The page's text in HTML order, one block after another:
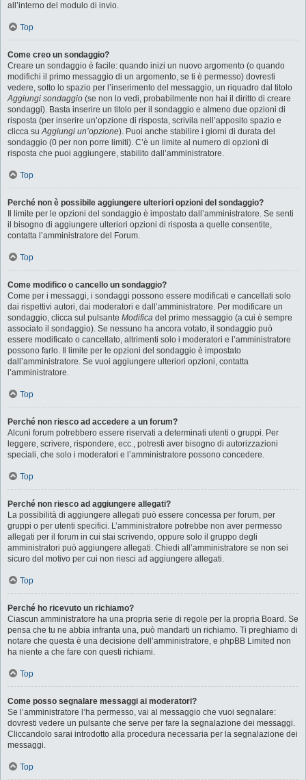
all’interno del modulo di invio.
Top
Come creo un sondaggio?
Creare un sondaggio è facile: quando inizi un nuovo argomento (o quando
modifichi il primo messaggio di un argomento, se ti è permesso) dovresti
vedere, sotto lo spazio per l’inserimento del messaggio, un riquadro dal titolo
Aggiungi sondaggio (se non lo vedi, probabilmente non hai il diritto di creare
sondaggi). Basta inserire un titolo per il sondaggio e almeno due opzioni di
risposta (per inserire un’opzione di risposta, scrivila nell’apposito spazio e
clicca suAggiungi un’opzione). Puoi anche stabilire i giorni di durata del
sondaggio (0 per non porre limiti). C’è un limite al numero di opzioni di
risposta che puoi aggiungere, stabilito dall’amministratore.
Top
Perché non è possibile aggiungere ulteriori opzioni del sondaggio?
Il limite per le opzioni del sondaggio è impostato dall’amministratore. Se senti
il bisogno di aggiungere ulteriori opzioni di risposta a quelle consentite,
contatta l’amministratore del Forum.
Top
Come modifico o cancello un sondaggio?
Come per i messaggi, i sondaggi possono essere modificati e cancellati solo
dai rispettivi autori, dai moderatori e dall’amministratore. Per modificare un
sondaggio, clicca sul pulsante Modifica del primo messaggio (a cui è sempre
associato il sondaggio). Se nessuno ha ancora votato, il sondaggio può
essere modificato o cancellato, altrimenti solo i moderatori e l’amministratore
possono farlo. Il limite per le opzioni del sondaggio è impostato
dall’amministratore. Se vuoi aggiungere ulteriori opzioni, contatta
l’amministratore.
Top
Perché non riesco ad accedere a un forum?
Alcuni forum potrebbero essere riservati a determinati utenti o gruppi. Per
leggere, scrivere, rispondere, ecc., potresti aver bisogno di autorizzazioni
speciali, che solo i moderatori e l’amministratore possono concedere.
Top
Perché non riesco ad aggiungere allegati?
La possibilità di aggiungere allegati può essere concessa per forum, per
gruppi o per utenti specifici. L’amministratore potrebbe non aver permesso
allegati per il forum in cui stai scrivendo, oppure solo il gruppo degli
amministratori può aggiungere allegati. Chiedi all’amministratore se non sei
sicuro del motivo per cui non riesci ad aggiungere allegati.
Top
Perché ho ricevuto un richiamo?
Ciascun amministratore ha una propria serie di regole per la propria Board. Se
pensa che tu ne abbia infranta una, può mandarti un richiamo. Ti preghiamo di
notare che questa è una decisione dell’amministratore, e phpBB Limited non
ha niente a che fare con questi richiami.
Top
Come posso segnalare messaggi ai moderatori?
Se l’amministratore l’ha permesso, vai al messaggio che vuoi segnalare:
dovresti vedere un pulsante che serve per fare la segnalazione dei messaggi.
Cliccandolo sarai introdotto alla procedura necessaria per la segnalazione dei
messaggi.
Top